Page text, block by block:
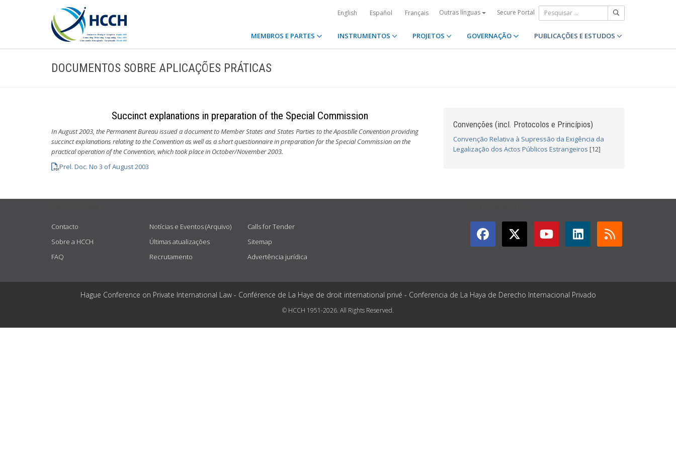
English Español Français Outras línguas Secure Portal
MEMBROS E PARTES INSTRUMENTOS PROJETOS GOVERNAÇÃO PUBLICAÇÕES E ESTUDOS
DOCUMENTOS SOBRE APLICAÇÕES PRÁTICAS
Succinct explanations in preparation of the Special Commission
In August 2003, the Permanent Bureau issued a document to Member States and States Parties to the Apostille Convention providing
succinct explanations relating to the Convention as well as a short questionnaire in preparation for the Special Commission on the
practical operation of the Convention, which took place in October/November 2003.
Prel. Doc. No 3 of August 2003
Convenções (incl. Protocolos e Princípios)
Convenção Relativa à Supressão da Exigência da
Legalização dos Actos Públicos Estrangeiros [12]
Contacto
Sobre a HCCH
FAQ
Notícias e Eventos (Arquivo)
Últimas atualizações
Recrutamento
Calls for Tender
Sitemap
Advertência jurídica
Hague Conference on Private International Law - Conférence de La Haye de droit international privé - Conferencia de La Haya de Derecho Internacional Privado
© HCCH 1951-2026. All Rights Reserved.